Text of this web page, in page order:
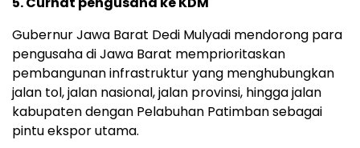
Gubernur Jawa Barat Dedi Mulyadi mendorong para
pengusaha di Jawa Barat memprioritaskan
pembangunan infrastruktur yang menghubungkan
jalan tol, jalan nasional, jalan provinsi, hingga jalan
kabupaten dengan Pelabuhan Patimban sebagai
pintu ekspor utama.